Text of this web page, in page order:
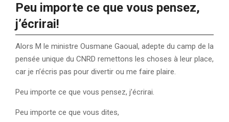
Peu importe ce que vous pensez,
j’écrirai!
Alors M le ministre Ousmane Gaoual, adepte du camp de la
pensée unique du CNRD remettons les choses à leur place,
car je n’écris pas pour divertir ou me faire plaire.
Peu importe ce que vous pensez, j’écrirai.
Peu importe ce que vous dites,